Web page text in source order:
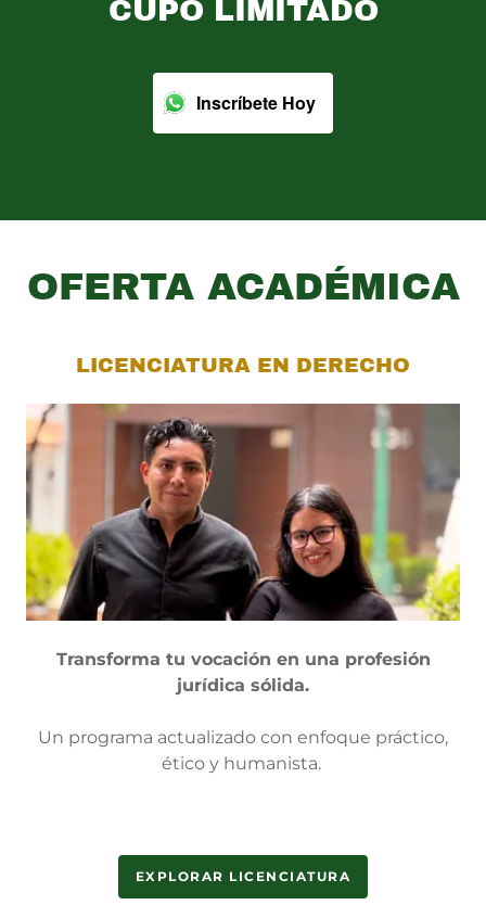
CUPO LIMITADO
Inscríbete Hoy
OFERTA ACADÉMICA
LICENCIATURA EN DERECHO
Transforma tu vocación en una profesión
jurídica sólida.
Un programa actualizado con enfoque práctico,
ético y humanista.
EXPLORAR LICENCIATURA